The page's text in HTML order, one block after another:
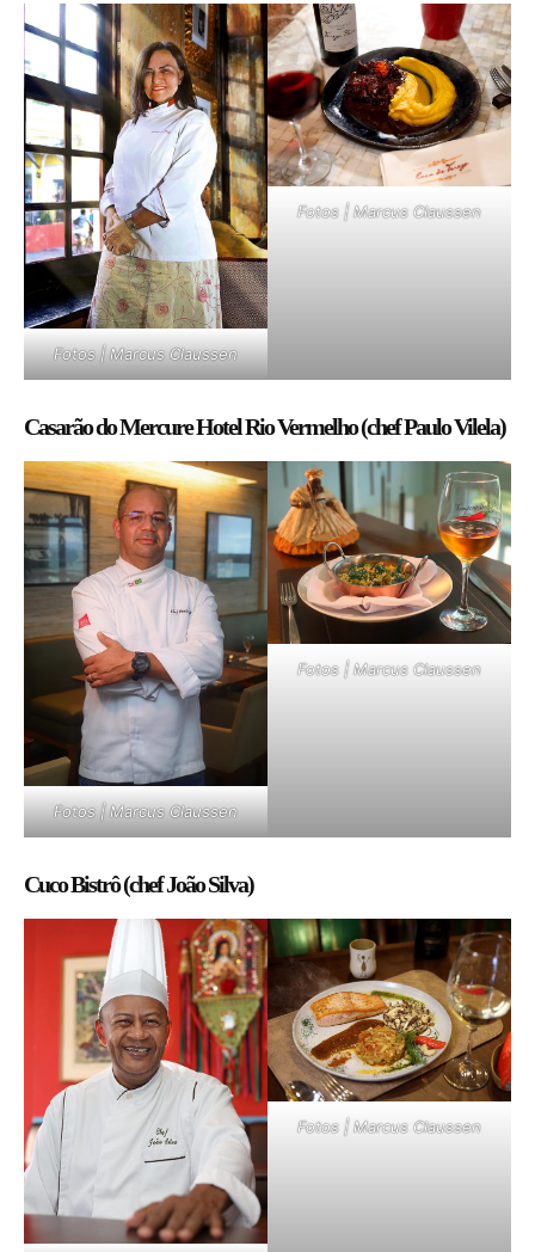
Fotos | Marcus Claussen
Fotos | Marcus Claussen
Casarão do Mercure Hotel Rio Vermelho (chef Paulo Vilela)
Fotos | Marcus Claussen
Fotos | Marcus Claussen
Cuco Bistrô (chef João Silva)
Fotos | Marcus Claussen